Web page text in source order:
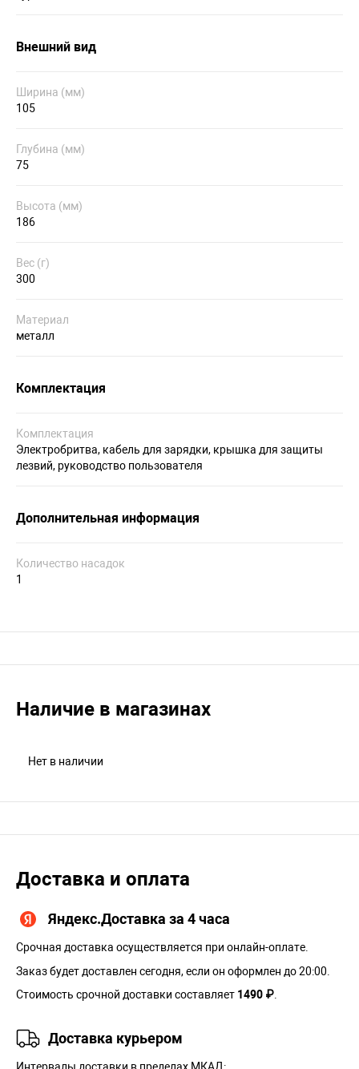
Внешний вид
Ширина (мм)
105
Глубина (мм)
75
Высота (мм)
186
Вес (г)
300
Материал
металл
Комплектация
Комплектация
Электробритва, кабель для зарядки, крышка для защиты
лезвий, руководство пользователя
Дополнительная информация
Количество насадок
1
Наличие в магазинах
Нет в наличии
Доставка и оплата
Яндекс.Доставка за 4 часа
Срочная доставка осуществляется при онлайн-оплате.
Заказ будет доставлен сегодня, если он оформлен до 20:00.
Стоимость срочной доставки составляет 1490 ₽
Доставка курьером
Интервалы доставки в пределах МКАД: